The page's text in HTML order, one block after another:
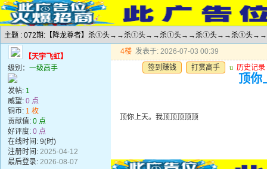
主题 : 072期:【降龙尊者】杀①头→→杀①头→→杀①头→→杀①头→→杀①头→→
【天宇飞虹】
级别： 一级高手
发帖: 1
威望: 0 点
铜币: 1 枚
贡献值: 0 点
好评度: 0 点
在线时间: 9(时)
注册时间: 2025-04-12
最后登录: 2026-08-07
4楼 发表于: 2026-07-03 00:39
签到赚钱
打赏高手 u 历史记录
顶你
顶你上天。我顶顶顶顶顶